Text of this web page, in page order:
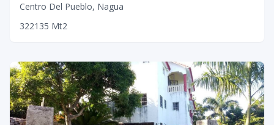
Centro Del Pueblo, Nagua
322135 Mt2